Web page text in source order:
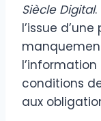
Siècle Digital
l’issue
conditions
aux